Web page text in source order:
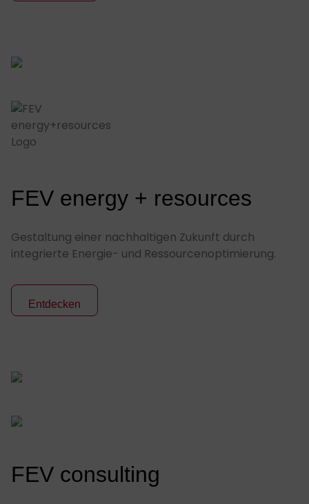
FEV energy + resources
Gestaltung einer nachhaltigen Zukunft durch
integrierte Energie- und Ressourcenoptimierung.
Entdecken
FEV consulting